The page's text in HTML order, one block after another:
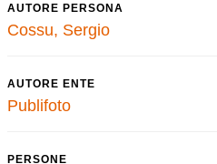
AUTORE PERSONA
Cossu, Sergio
AUTORE ENTE
Publifoto
PERSONE